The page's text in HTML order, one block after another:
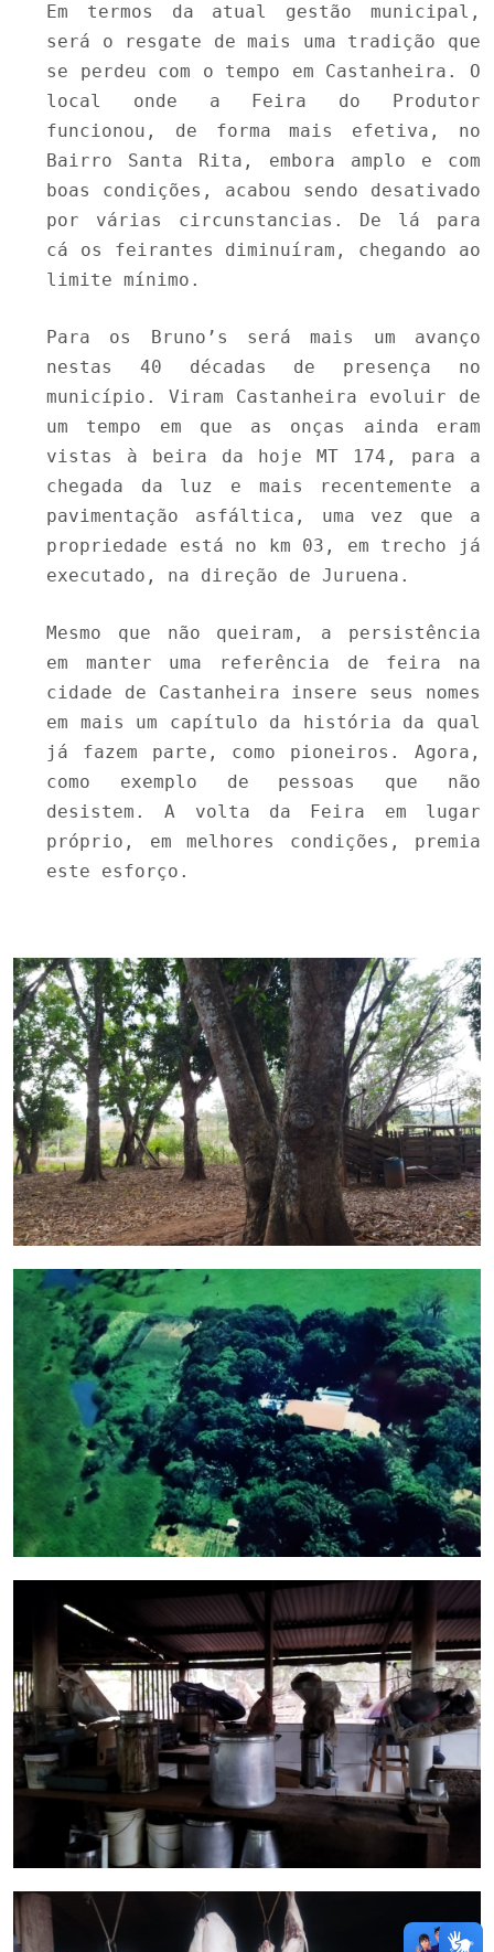
Em termos da atual gestão municipal,
será o resgate de mais uma tradição que
se perdeu com o tempo em Castanheira. O
local onde a Feira do Produtor
funcionou, de forma mais efetiva, no
Bairro Santa Rita, embora amplo e com
boas condições, acabou sendo desativado
por várias circunstancias. De lá para
cá os feirantes diminuíram, chegando ao
limite mínimo.
Para os Bruno’s será mais um avanço
nestas 40 décadas de presença no
município. Viram Castanheira evoluir de
um tempo em que as onças ainda eram
vistas à beira da hoje MT 174, para a
chegada da luz e mais recentemente a
pavimentação asfáltica, uma vez que a
propriedade está no km 03, em trecho já
executado, na direção de Juruena.
Mesmo que não queiram, a persistência
em manter uma referência de feira na
cidade de Castanheira insere seus nomes
em mais um capítulo da história da qual
já fazem parte, como pioneiros. Agora,
como exemplo de pessoas que não
desistem. A volta da Feira em lugar
próprio, em melhores condições, premia
este esforço.